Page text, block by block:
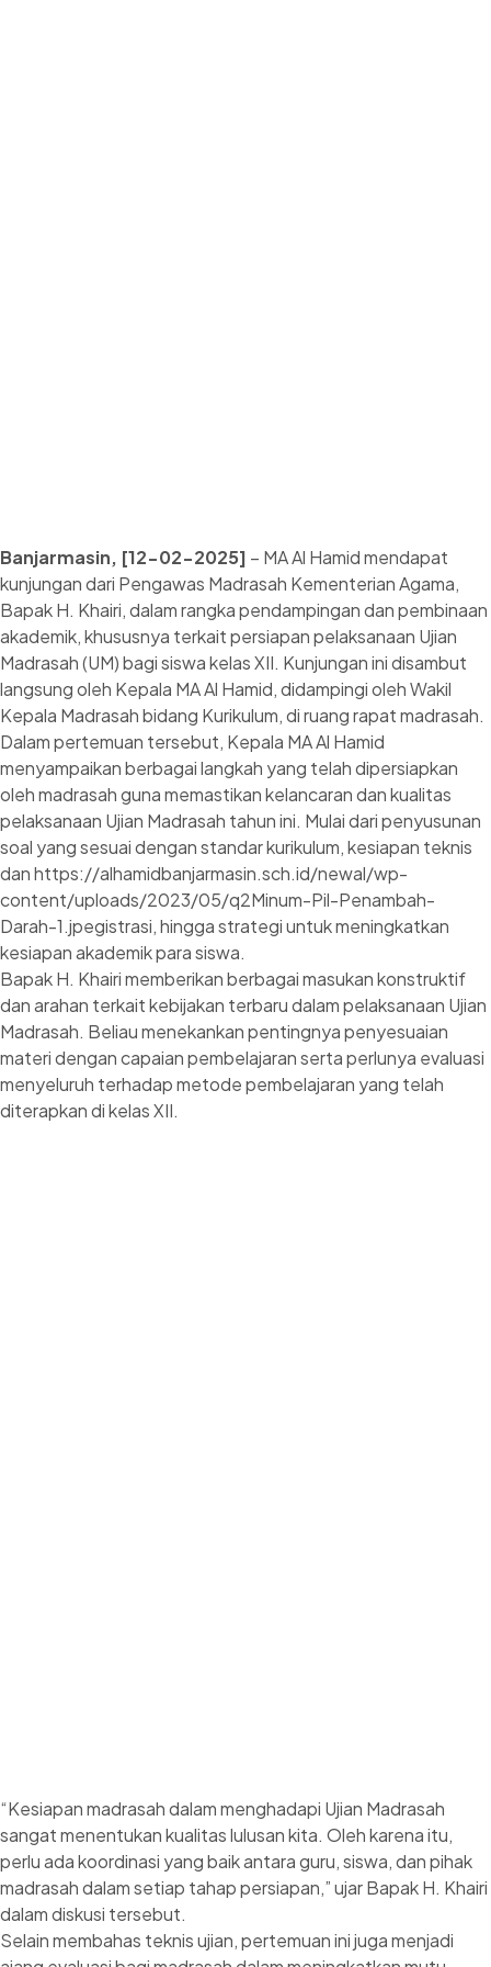
Banjarmasin, [12-02-2025] – MA Al Hamid mendapat
kunjungan dari Pengawas Madrasah Kementerian Agama,
Bapak H. Khairi, dalam rangka pendampingan dan pembinaan
akademik, khususnya terkait persiapan pelaksanaan Ujian
Madrasah (UM) bagi siswa kelas XII. Kunjungan ini disambut
langsung oleh Kepala MA Al Hamid, didampingi oleh Wakil
Kepala Madrasah bidang Kurikulum, di ruang rapat madrasah.
Dalam pertemuan tersebut, Kepala MA Al Hamid
menyampaikan berbagai langkah yang telah dipersiapkan
oleh madrasah guna memastikan kelancaran dan kualitas
pelaksanaan Ujian Madrasah tahun ini. Mulai dari penyusunan
soal yang sesuai dengan standar kurikulum, kesiapan teknis
dan https://alhamidbanjarmasin.sch.id/newal/wp-
content/uploads/2023/05/q2Minum-Pil-Penambah-
Darah-1.jpegistrasi, hingga strategi untuk meningkatkan
kesiapan akademik para siswa.
Bapak H. Khairi memberikan berbagai masukan konstruktif
dan arahan terkait kebijakan terbaru dalam pelaksanaan Ujian
Madrasah. Beliau menekankan pentingnya penyesuaian
materi dengan capaian pembelajaran serta perlunya evaluasi
menyeluruh terhadap metode pembelajaran yang telah
diterapkan di kelas XII.
“Kesiapan madrasah dalam menghadapi Ujian Madrasah
sangat menentukan kualitas lulusan kita. Oleh karena itu,
perlu ada koordinasi yang baik antara guru, siswa, dan pihak
madrasah dalam setiap tahap persiapan,” ujar Bapak H. Khairi
dalam diskusi tersebut.
Selain membahas teknis ujian, pertemuan ini juga menjadi